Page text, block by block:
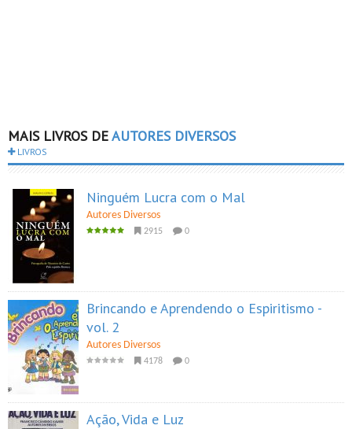
MAIS LIVROS DEAUTORES DIVERSOS
LIVROS
Ninguém Lucra com o Mal
Autores Diversos
2915 0
Brincando e Aprendendo o Espiritismo -
vol. 2
Autores Diversos
4178 0
Ação, Vida e Luz